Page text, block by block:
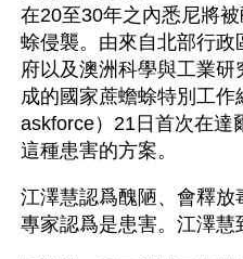
在20至30年之內悉尼將
蜍侵襲。由來自北部行
府以及澳洲科學與工業研
成的國家蔗蟾蜍特別工
askforce）21日首次在達
這種患害的方案。
江澤慧認爲醜陋、會釋放
專家認爲是患害。江澤慧